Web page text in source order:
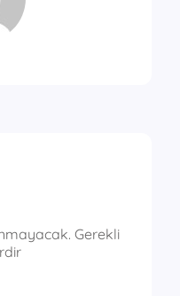
Gerekli